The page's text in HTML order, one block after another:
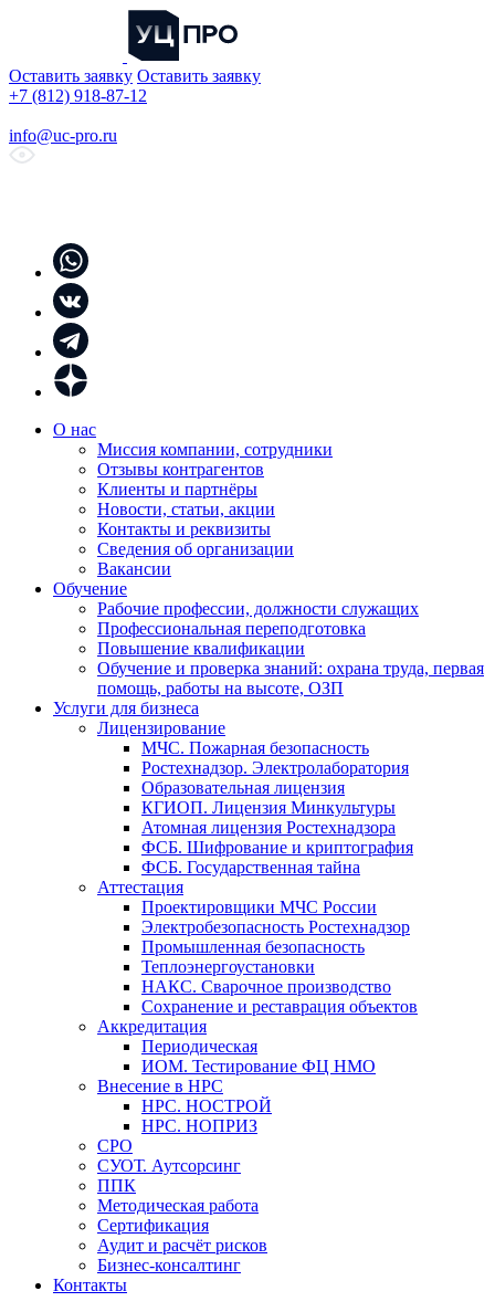
Оставить заявку Оставить заявку
+7 (812) 918-87-12
info@uc-pro.ru
О нас
Миссия компании, сотрудники
Отзывы контрагентов
Клиенты и партнёры
Новости, статьи, акции
Контакты и реквизиты
Сведения об организации
Вакансии
Обучение
Рабочие профессии, должности служащих
Профессиональная переподготовка
Повышение квалификации
Обучение и проверка знаний: охрана труда, первая
помощь, работы на высоте, ОЗП
Услуги для бизнеса
Лицензирование
МЧС. Пожарная безопасность
Ростехнадзор. Электролаборатория
Образовательная лицензия
КГИОП. Лицензия Минкультуры
Атомная лицензия Ростехнадзора
ФСБ. Шифрование и криптография
ФСБ. Государственная тайна
Аттестация
Проектировщики МЧС России
Электробезопасность Ростехнадзор
Промышленная безопасность
Теплоэнергоустановки
НАКС. Сварочное производство
Сохранение и реставрация объектов
Аккредитация
Периодическая
ИОМ. Тестирование ФЦ НМО
Внесение в НРС
НРС. НОСТРОЙ
НРС. НОПРИЗ
СРО
СУОТ. Аутсорсинг
ППК
Методическая работа
Сертификация
Аудит и расчёт рисков
Бизнес-консалтинг
Контакты